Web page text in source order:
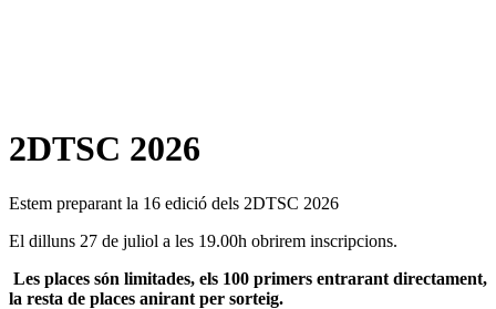
2DTSC 2026
Estem preparant la 16 edició dels 2DTSC 2026
El dilluns 27 de juliol a les 19.00h obrirem inscripcions.
Les places són limitades, els 100 primers entrarant directament,
la resta de places anirant per sorteig.